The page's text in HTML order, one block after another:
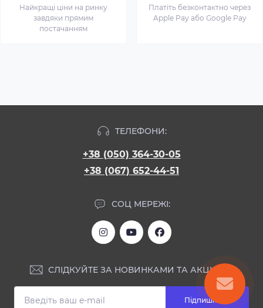
Найкращі ціни на ринку
завдяки прямим
постачанням
Платіть безконтактно через
Apple Pay або Google Pay
ТЕЛЕФОНИ:
+38 (050) 364-30-05
+38 (067) 652-44-51
СОЦ МЕРЕЖІ:
СЛІДКУЙТЕ ЗА НОВИНКАМИ ТА АКЦІЯМИ:
Підпишіться